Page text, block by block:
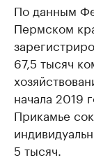
По данным
Пермском
67,5 тысяч
начала 2019
Прикамье
5 тысяч.